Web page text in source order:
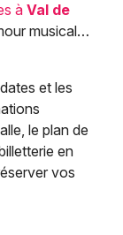
àVal de
musical…
et les
le plan de
en
vos